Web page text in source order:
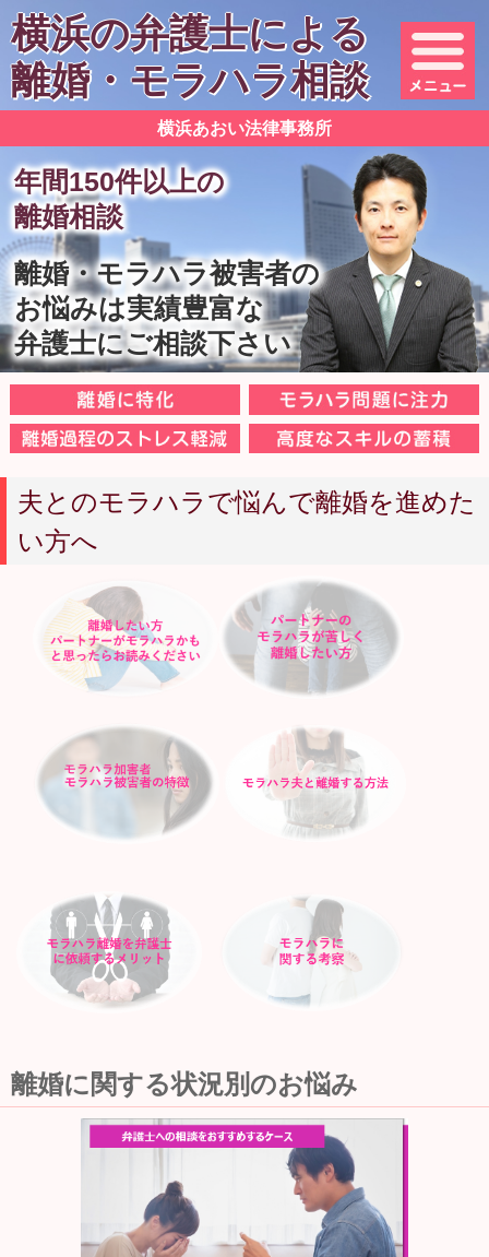
横浜の弁護士による
離婚・モラハラ相談
横浜あおい法律事務所
年間150件以上の
離婚相談
離婚・モラハラ被害者の
お悩みは実績豊富な
弁護士にご相談下さい
夫とのモラハラで悩んで離婚を進めた
い方へ
離婚に関する状況別のお悩み